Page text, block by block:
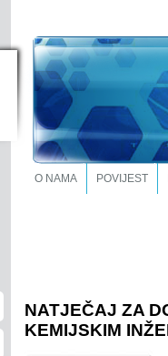
O NAMA POVIJEST
NATJEČAJ ZA
KEMIJSKIM